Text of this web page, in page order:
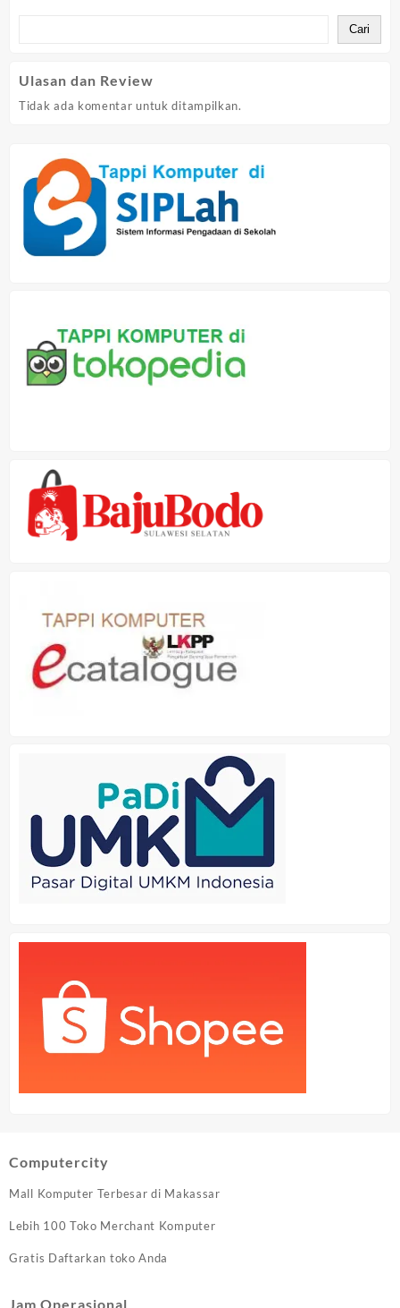
Cari
Ulasan dan Review
Tidak ada komentar untuk ditampilkan.
Computercity
Mall Komputer Terbesar di Makassar
Lebih 100 Toko Merchant Komputer
Gratis Daftarkan toko Anda
Jam Operasional